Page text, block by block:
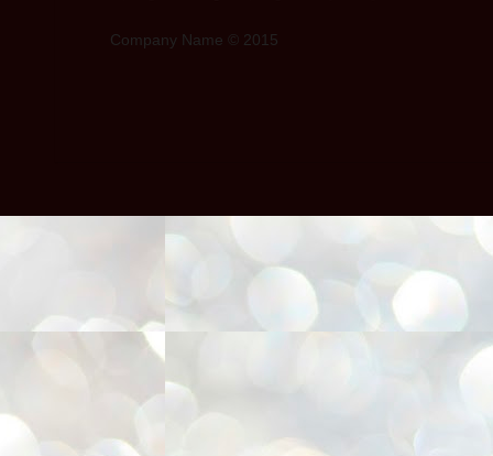
Company Name © 2015